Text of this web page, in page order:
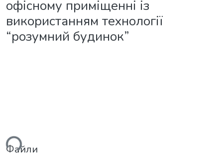
офісному приміщенні із
використанням технології
“розумний будинок”
Файли